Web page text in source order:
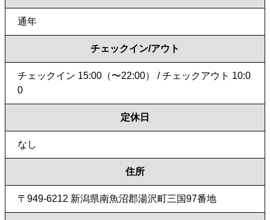
通年
チェックイン/アウト
チェックイン 15:00（〜22:00） / チェックアウト 10:0
0
定休日
なし
住所
〒949-6212 新潟県南魚沼郡湯沢町三国97番地